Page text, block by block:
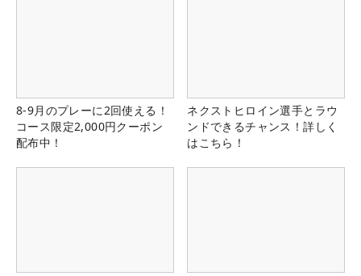
8-9月のプレーに2回使える！
コース限定2,000円クーポン
配布中！
ネクストヒロイン選手とラウ
ンドできるチャンス！詳しく
はこちら！